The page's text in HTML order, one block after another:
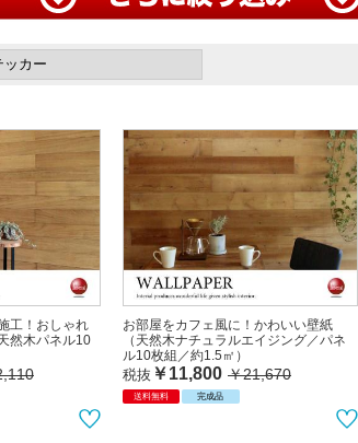
工！おしゃれ
然木パネル10
お部屋をカフェ風に！かわいい壁紙
（天然木ナチュラルエイジング／パネ
ル10枚組／約1.5㎡）
税抜 ￥11,800 ￥21,670
送料無料 完成品